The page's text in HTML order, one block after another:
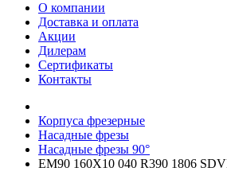
О компании
Доставка и оплата
Акции
Дилерам
Сертификаты
Контакты
Корпуса фрезерные
Насадные фрезы
Насадные фрезы 90°
EM90 160X10 040 R390 1806